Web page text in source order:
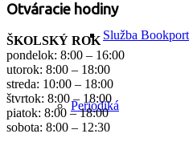
Služba Bookport
Periodiká
Otváracie hodiny
ŠKOLSKÝ ROK
pondelok: 8:00 – 16:00
utorok: 8:00 – 18:00
streda: 10:00 – 18:00
štvrtok: 8:00 – 18:00
piatok: 8:00 – 18:00
sobota: 8:00 – 12:30